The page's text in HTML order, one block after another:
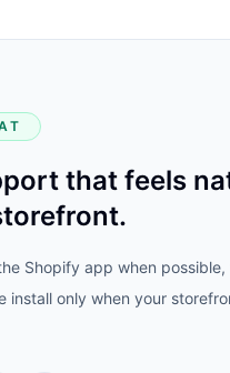
that feels
Shopify app when
install only when your